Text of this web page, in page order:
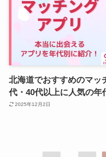
北海道でおすすめのマッ
代・40代以上に人気の年
2025年12月2日